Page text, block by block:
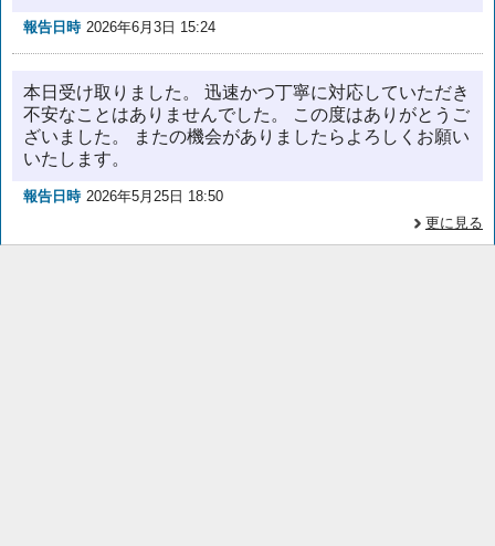
報告日時 2026年6月3日 15:24
本日受け取りました。 迅速かつ丁寧に対応していただき
不安なことはありませんでした。 この度はありがとうご
ざいました。 またの機会がありましたらよろしくお願い
いたします。
報告日時 2026年5月25日 18:50
更に見る